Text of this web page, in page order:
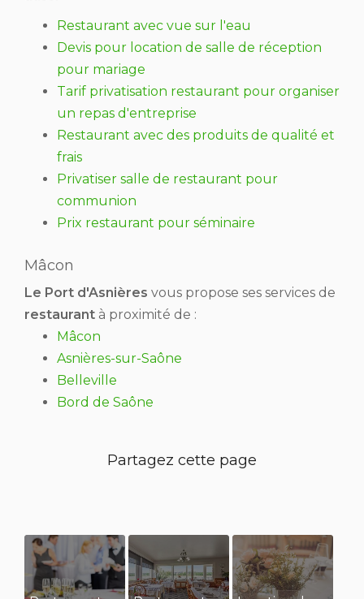
Restaurant avec vue sur l'eau
Devis pour location de salle de réception
pour mariage
Tarif privatisation restaurant pour organiser
un repas d'entreprise
Restaurant avec des produits de qualité et
frais
Privatiser salle de restaurant pour
communion
Prix restaurant pour séminaire
Mâcon
Le Port d'Asnières vous propose ses services de
restaurant à proximité de :
Mâcon
Asnières-sur-Saône
Belleville
Bord de Saône